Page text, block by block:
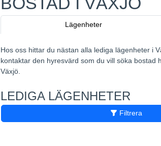
Lägenheter
Hos oss hittar du nästan alla lediga lägenheter i
kontaktar den hyresvärd som du vill söka
Växjö.
LEDIGA LÄGENHETER
Filtrera